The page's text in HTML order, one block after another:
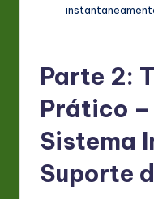
Parte 2:
Prático
Sistema
Suporte